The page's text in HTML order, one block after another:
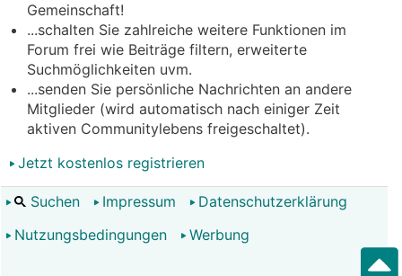
Gemeinschaft!
...schalten Sie zahlreiche weitere Funktionen im
Forum frei wie Beiträge filtern, erweiterte
Suchmöglichkeiten uvm.
...senden Sie persönliche Nachrichten an andere
Mitglieder (wird automatisch nach einiger Zeit
aktiven Communitylebens freigeschaltet).
Jetzt kostenlos registrieren
Suchen Impressum
Datenschutzerklärung
Nutzungsbedingungen
Werbung